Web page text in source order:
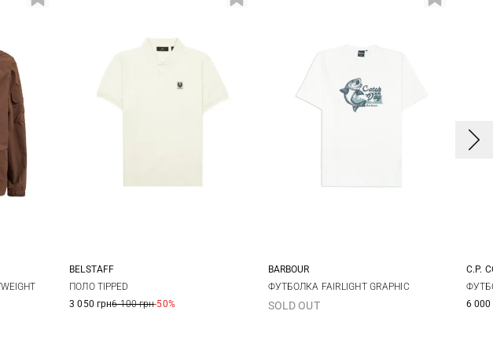
XL M
BELSTAFF
ПОЛО TIPPED
3 050 грн6 100 грн-50%
M L XL
BARBOUR
ФУТБОЛКА FAIRLIGHT GRAPHIC
SOLD OUT
M
C.P.
6 000